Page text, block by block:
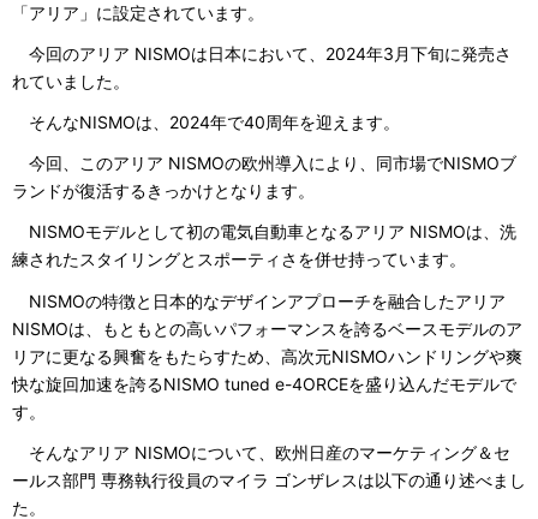
「アリア」に設定されています。
今回のアリア NISMOは日本において、2024年3月下旬に発売さ
れていました。
そんなNISMOは、2024年で40周年を迎えます。
今回、このアリア NISMOの欧州導入により、同市場でNISMOブ
ランドが復活するきっかけとなります。
NISMOモデルとして初の電気自動車となるアリア NISMOは、洗
練されたスタイリングとスポーティさを併せ持っています。
NISMOの特徴と日本的なデザインアプローチを融合したアリア
NISMOは、もともとの高いパフォーマンスを誇るベースモデルのア
リアに更なる興奮をもたらすため、高次元NISMOハンドリングや爽
快な旋回加速を誇るNISMO tuned e-4ORCEを盛り込んだモデルで
す。
そんなアリア NISMOについて、欧州日産のマーケティング＆セ
ールス部門 専務執行役員のマイラ ゴンザレスは以下の通り述べまし
た。